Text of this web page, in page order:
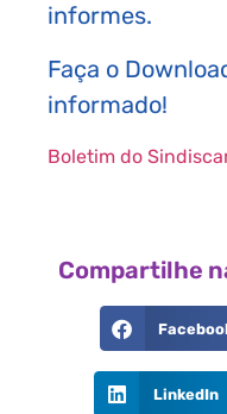
informes.
Faça o
informado!
Boletim do
Compartilhe
LinkedIn